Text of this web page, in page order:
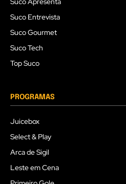
Suco Entrevista
Suco Gourmet
Suco Tech
Top Suco
PROGRAMAS
Juicebox
Select & Play
Arca de Sigil
Leste em Cena